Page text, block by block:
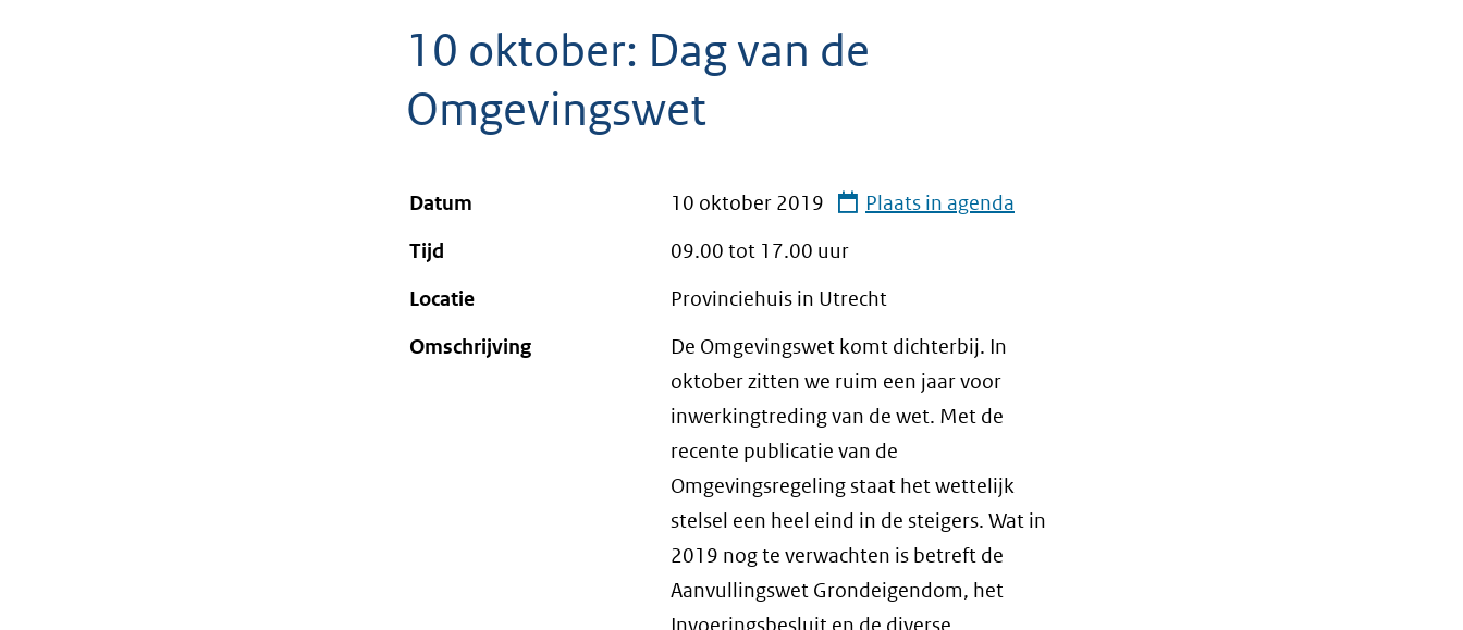
10 oktober: Dag van de
Omgevingswet
Datum 10 oktober 2019
Plaats in agenda
Tijd
09.00 tot 17.00 uur
Locatie
Provinciehuis in Utrecht
Omschrijving
De Omgevingswet komt dichterbij. In
oktober zitten we ruim een jaar voor
inwerkingtreding van de wet. Met de
recente publicatie van de
Omgevingsregeling staat het wettelijk
stelsel een heel eind in de steigers. Wat in
2019 nog te verwachten is betreft de
Aanvullingswet Grondeigendom, het